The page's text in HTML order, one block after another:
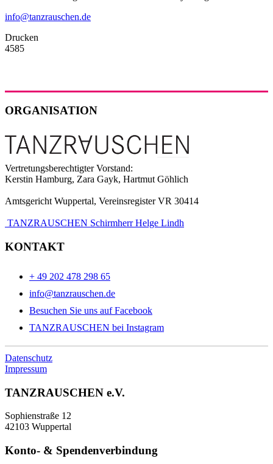
info@tanzrauschen.de
Drucken
4585
ORGANISATION
Vertretungsberechtigter Vorstand:
Kerstin Hamburg, Zara Gayk, Hartmut Göhlich
Amtsgericht Wuppertal, Vereinsregister VR 30414
TANZRAUSCHEN Schirmherr Helge Lindh
KONTAKT
+ 49 202 478 298 65
info@tanzrauschen.de
Besuchen Sie uns auf Facebook
TANZRAUSCHEN bei Instagram
Datenschutz
Impressum
TANZRAUSCHEN e.V.
Sophienstraße 12
42103 Wuppertal
Konto- & Spendenverbindung